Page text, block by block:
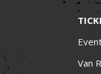
Van